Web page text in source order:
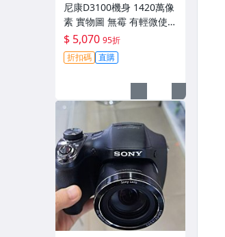
尼康D3100機身 1420萬像
素 實物圖 無霉 有輕微使用
痕跡 機身原裝 無拆修無翻
新 臨-343
$ 5,070 95折
折扣碼 直購